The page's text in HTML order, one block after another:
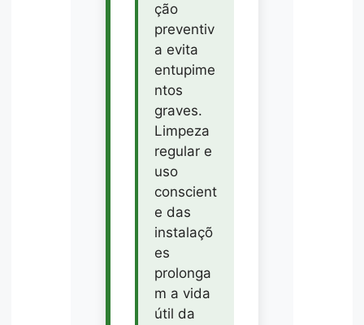
ção
preventiv
a evita
entupime
ntos
graves.
Limpeza
regular e
uso
conscient
e das
instalaçõ
es
prolonga
m a vida
útil da